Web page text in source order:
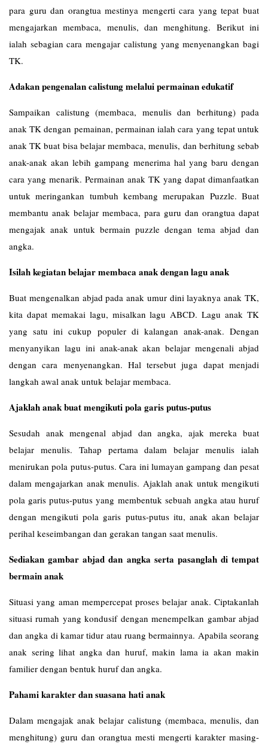
para guru dan orangtua mestinya mengerti cara yang tepat buat
mengajarkan membaca, menulis, dan menghitung. Berikut ini
ialah sebagian cara mengajar calistung yang menyenangkan bagi
TK.
Adakan pengenalan calistung melalui permainan edukatif
Sampaikan calistung (membaca, menulis dan berhitung) pada
anak TK dengan pemainan, permainan ialah cara yang tepat untuk
anak TK buat bisa belajar membaca, menulis, dan berhitung sebab
anak-anak akan lebih gampang menerima hal yang baru dengan
cara yang menarik. Permainan anak TK yang dapat dimanfaatkan
untuk meringankan tumbuh kembang merupakan Puzzle. Buat
membantu anak belajar membaca, para guru dan orangtua dapat
mengajak anak untuk bermain puzzle dengan tema abjad dan
angka.
Isilah kegiatan belajar membaca anak dengan lagu anak
Buat mengenalkan abjad pada anak umur dini layaknya anak TK,
kita dapat memakai lagu, misalkan lagu ABCD. Lagu anak TK
yang satu ini cukup populer di kalangan anak-anak. Dengan
menyanyikan lagu ini anak-anak akan belajar mengenali abjad
dengan cara menyenangkan. Hal tersebut juga dapat menjadi
langkah awal anak untuk belajar membaca.
Ajaklah anak buat mengikuti pola garis putus-putus
Sesudah anak mengenal abjad dan angka, ajak mereka buat
belajar menulis. Tahap pertama dalam belajar menulis ialah
menirukan pola putus-putus. Cara ini lumayan gampang dan pesat
dalam mengajarkan anak menulis. Ajaklah anak untuk mengikuti
pola garis putus-putus yang membentuk sebuah angka atau huruf
dengan mengikuti pola garis putus-putus itu, anak akan belajar
perihal keseimbangan dan gerakan tangan saat menulis.
Sediakan gambar abjad dan angka serta pasanglah di tempat
bermain anak
Situasi yang aman mempercepat proses belajar anak. Ciptakanlah
situasi rumah yang kondusif dengan menempelkan gambar abjad
dan angka di kamar tidur atau ruang bermainnya. Apabila seorang
anak sering lihat angka dan huruf, makin lama ia akan makin
familier dengan bentuk huruf dan angka.
Pahami karakter dan suasana hati anak
Dalam mengajak anak belajar calistung (membaca, menulis, dan
menghitung) guru dan orangtua mesti mengerti karakter masing-